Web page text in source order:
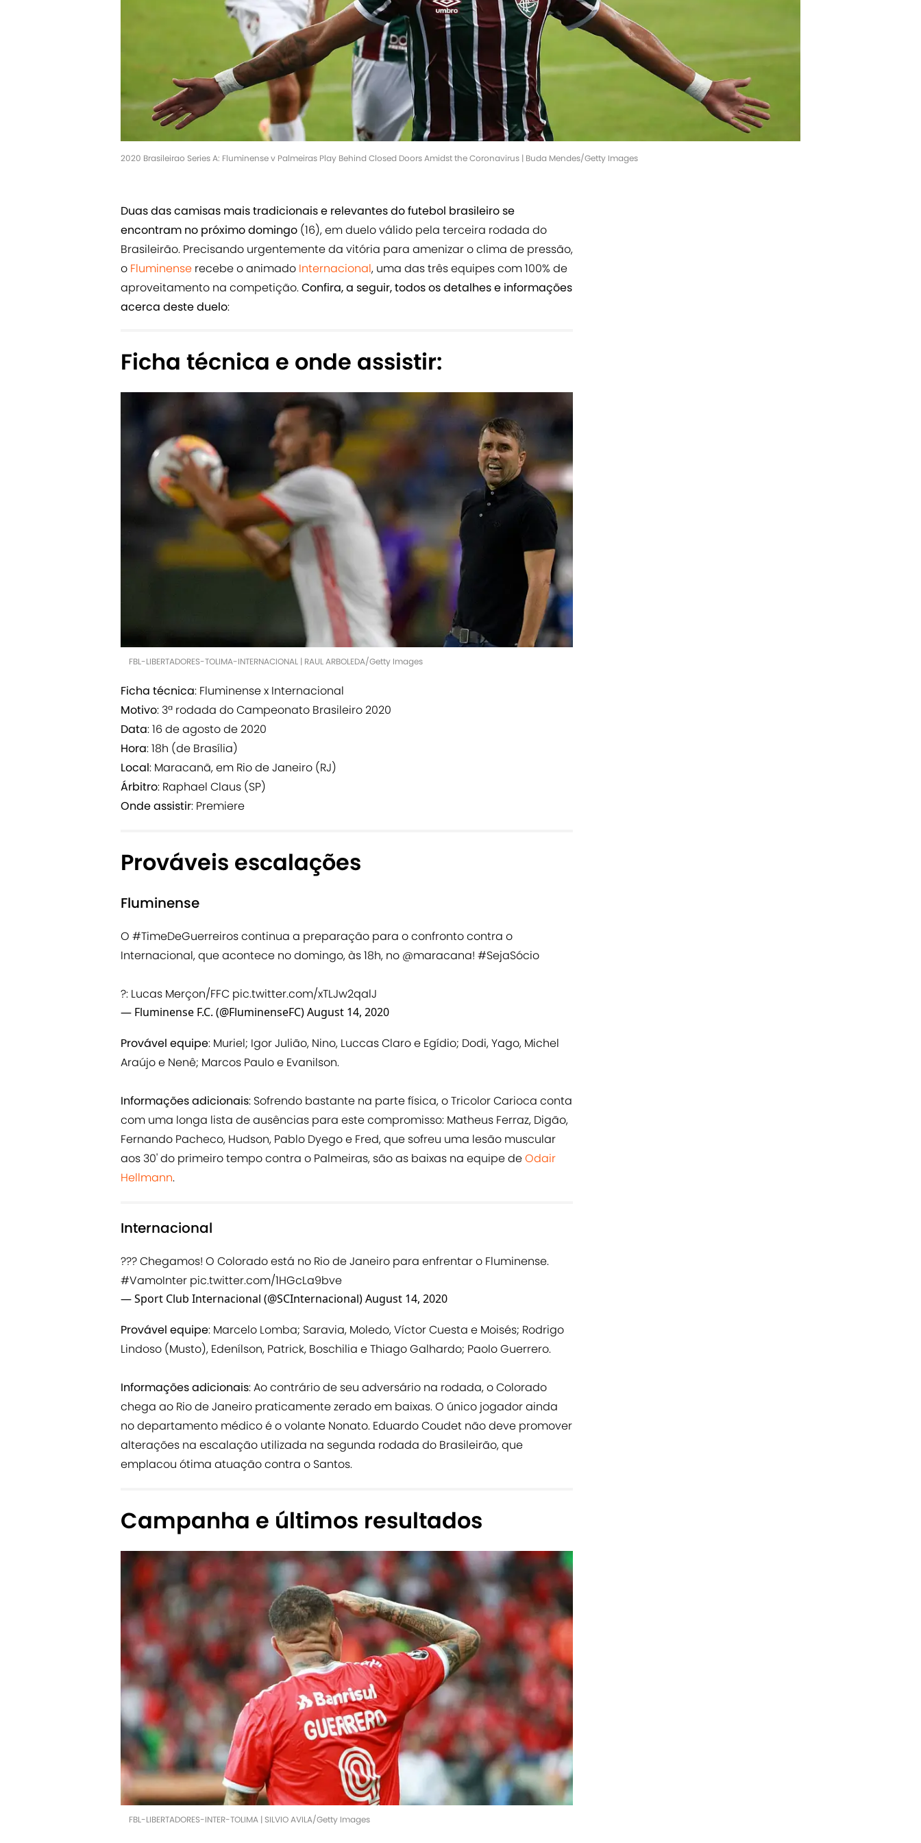
2020 Brasileirao Series A: Fluminense v Palmeiras Play Behind Closed Doors Amidst the Coronavirus | Buda Mendes/Getty Images
Duas das camisas mais tradicionais e relevantes do futebol brasileiro se
encontram no próximo domingo (16), em duelo válido pela terceira rodada do
Brasileirão. Precisando urgentemente da vitória para amenizar o clima de pressão,
o Fluminense recebe o animado Internacional, uma das três equipes com 100% de
aproveitamento na competição.Confira, a seguir, todos os detalhes e informações
acerca deste duelo:
Ficha técnica e onde assistir:
FBL-LIBERTADORES-TOLIMA-INTERNACIONAL | RAUL ARBOLEDA/Getty Images
Ficha técnica: Fluminense x Internacional
Motivo: 3ª rodada do Campeonato Brasileiro 2020
Data: 16 de agosto de 2020
Hora: 18h (de Brasília)
Local: Maracanã, em Rio de Janeiro (RJ)
Árbitro: Raphael Claus (SP)
Onde assistir: Premiere
Prováveis escalações
Fluminense
O #TimeDeGuerreiroscontinua a preparação para o confronto contra o
Internacional, que acontece no domingo, às 18h, no @maracana! #SejaSócio
?: Lucas Merçon/FFC pic.twitter.com/xTLJw2qalJ
— Fluminense F.C. (@FluminenseFC)August 14, 2020
Provável equipe: Muriel; Igor Julião, Nino, Luccas Claro e Egídio; Dodi, Yago, Michel
Araújo e Nenê; Marcos Paulo e Evanilson.
Informações adicionais: Sofrendo bastante na parte física, o Tricolor Carioca conta
com uma longa lista de ausências para este compromisso: Matheus Ferraz, Digão,
Fernando Pacheco, Hudson, Pablo Dyego e Fred, que sofreu uma lesão muscular
aos 30' do primeiro tempo contra o Palmeiras, são as baixas na equipe deOdair
Hellmann.
Internacional
??? Chegamos! O Colorado está no Rio de Janeiro para enfrentar o Fluminense.
#VamoInter pic.twitter.com/1HGcLa9bve
— Sport Club Internacional (@SCInternacional)August 14, 2020
Provável equipe: Marcelo Lomba; Saravia, Moledo, Víctor Cuesta e Moisés; Rodrigo
Lindoso (Musto), Edenílson, Patrick, Boschilia e Thiago Galhardo; Paolo Guerrero.
Informações adicionais: Ao contrário de seu adversário na rodada, o Colorado
chega ao Rio de Janeiro praticamente zerado em baixas. O único jogador ainda
no departamento médico é o volante Nonato. Eduardo Coudet não deve promover
alterações na escalação utilizada na segunda rodada do Brasileirão, que
emplacou ótima atuação contra o Santos.
Campanha e últimos resultados
FBL-LIBERTADORES-INTER-TOLIMA | SILVIO AVILA/Getty Images